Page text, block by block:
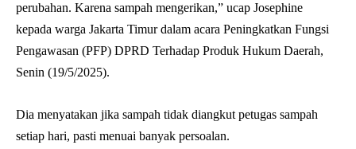
perubahan. Karena sampah mengerikan,” ucap Josephine
kepada warga Jakarta Timur dalam acara Peningkatkan Fungsi
Pengawasan (PFP) DPRD Terhadap Produk Hukum Daerah,
Senin (19/5/2025).
Dia menyatakan jika sampah tidak diangkut petugas sampah
setiap hari, pasti menuai banyak persoalan.